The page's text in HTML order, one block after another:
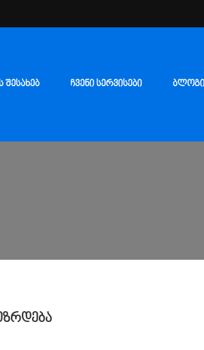
ᲨᲔᲡᲐᲮᲔᲑ ᲩᲕᲔᲜᲘ ᲡᲔᲠᲕᲘᲡᲔᲑᲘ ᲑᲚᲝᲒᲘ